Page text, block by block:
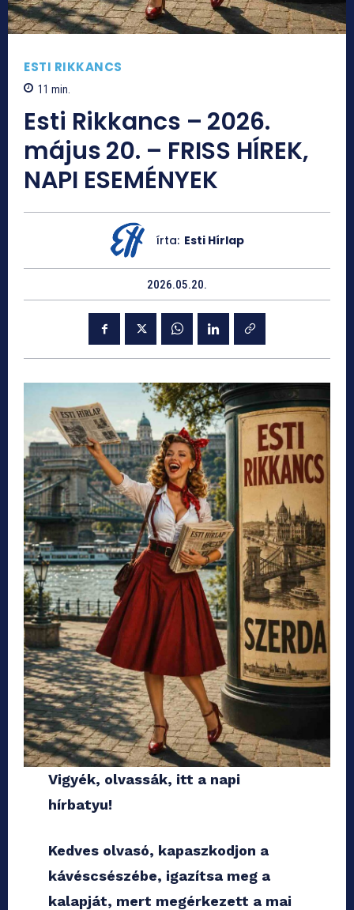
ESTI RIKKANCS
11 min.
Esti Rikkancs – 2026.
május 20. – FRISS HÍREK,
NAPI ESEMÉNYEK
írta: Esti Hírlap
2026.05.20.
Vigyék, olvassák, itt a napi
hírbatyu!
Kedves olvasó, kapaszkodjon a
kávéscsészébe, igazítsa meg a
kalapját, mert megérkezett a mai